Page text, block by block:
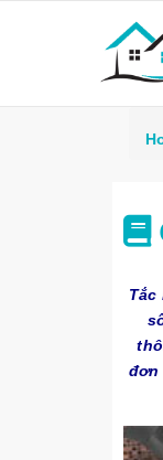
Tắc
đơn